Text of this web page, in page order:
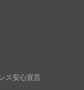
ス安心宣言